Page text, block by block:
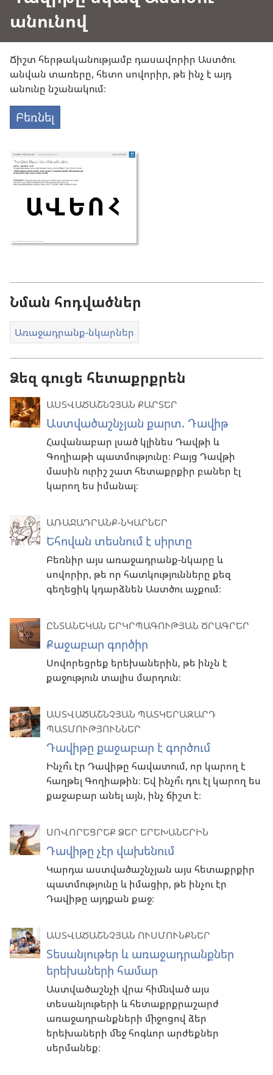
անունով
Ճիշտ հերթականությամբ դասավորիր Աստծու
անվան տառերը, հետո սովորիր, թե ինչ է այդ
անունը նշանակում։
Բեռնել
Նման հոդվածներ
Առաջադրանք-նկարներ
Ձեզ գուցե հետաքրքրեն
ԱՍՏՎԱԾԱՇՆՉՅԱՆ ՔԱՐՏԵՐ
Աստվածաշնչյան քարտ. Դավիթ
Հավանաբար լսած կլինես Դավթի և
Գողիաթի պատմությունը։ Բայց Դավթի
մասին ուրիշ շատ հետաքրքիր բաներ էլ
կարող ես իմանալ։
ԱՌԱՋԱԴՐԱՆՔ-ՆԿԱՐՆԵՐ
Եհովան տեսնում է սիրտը
Բեռնիր այս առաջադրանք-նկարը և
սովորիր, թե որ հատկությունները քեզ
գեղեցիկ կդարձնեն Աստծու աչքում։
ԸՆՏԱՆԵԿԱՆ ԵՐԿՐՊԱԳՈՒԹՅԱՆ ԾՐԱԳՐԵՐ
Քաջաբար գործիր
Սովորեցրեք երեխաներին, թե ինչն է
քաջություն տալիս մարդուն։
ԱՍՏՎԱԾԱՇՆՉՅԱՆ ՊԱՏԿԵՐԱԶԱՐԴ
ՊԱՏՄՈՒԹՅՈՒՆՆԵՐ
Դավիթը քաջաբար է գործում
Ինչո՞ւ էր Դավիթը հավատում, որ կարող է
հաղթել Գողիաթին։ Եվ ինչո՞ւ դու էլ կարող ես
քաջաբար անել այն, ինչ ճիշտ է։
ՍՈՎՈՐԵՑՐԵՔ ՁԵՐ ԵՐԵԽԱՆԵՐԻՆ
Դավիթը չէր վախենում
Կարդա աստվածաշնչյան այս հետաքրքիր
պատմությունը և իմացիր, թե ինչու էր
Դավիթը այդքան քաջ։
ԱՍՏՎԱԾԱՇՆՉՅԱՆ ՈՒՍՄՈՒՆՔՆԵՐ
Տեսանյութեր և առաջադրանքներ
երեխաների համար
Աստվածաշնչի վրա հիմնված այս
տեսանյութերի և հետաքրքրաշարժ
առաջադրանքների միջոցով ձեր
երեխաների մեջ հոգևոր արժեքներ
սերմանեք։